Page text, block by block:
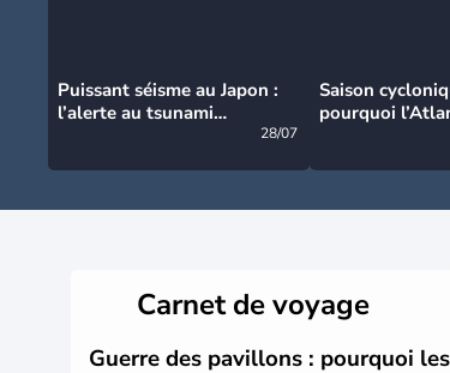
Puissant séisme au Japon :
l’alerte au tsunami
28/07
Saison
pourquoi
Carnet de voyage
Guerre des pavillons : pourquoi